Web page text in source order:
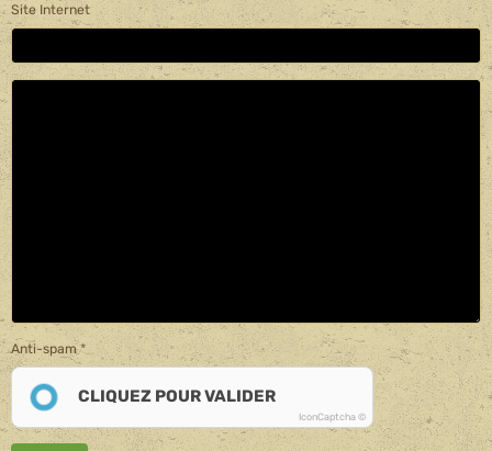
Site Internet
Anti-spam
CLIQUEZ POUR VALIDER
IconCaptcha ©